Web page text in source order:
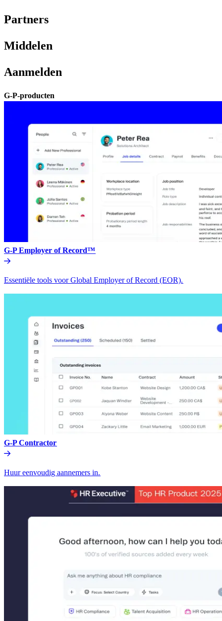
Partners​​
Middelen​​
Aanmelden​​
G-P-producten​​
G-P Employer of Record™​​
Essentiële tools voor Global Employer of Record (EOR).​​
G-P Contractor​​
Huur eenvoudig aannemers in.​​